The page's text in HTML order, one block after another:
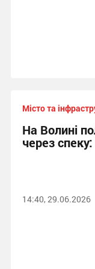
Місто та
На Волині
через
14:40, 29.06.2026